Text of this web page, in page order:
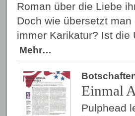
Roman über die Liebe
Doch wie übersetzt
immer Karikatur? Ist
Mehr…
Einmal
Pulphead